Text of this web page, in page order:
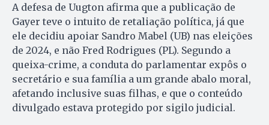
A defesa de Uugton afirma que a publicação de
Gayer teve o intuito de retaliação política, já que
ele decidiu apoiar Sandro Mabel (UB) nas eleições
de 2024, e não Fred Rodrigues (PL). Segundo a
queixa-crime, a conduta do parlamentar expôs o
secretário e sua família a um grande abalo moral,
afetando inclusive suas filhas, e que o conteúdo
divulgado estava protegido por sigilo judicial.